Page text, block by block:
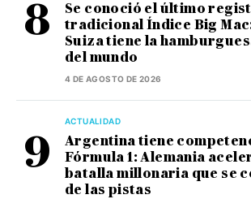
Se conoció el último
tradicional Índice Big
Suiza tiene la
del mundo
4 DE AGOSTO DE 2026
ACTUALIDAD
Argentina tiene
Fórmula 1: Alemania
batalla millonaria que se
de las pistas